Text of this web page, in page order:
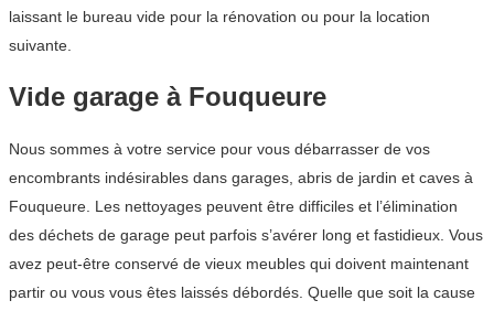
laissant le bureau vide pour la rénovation ou pour la location
suivante.
Vide garage à Fouqueure
Nous sommes à votre service pour vous débarrasser de vos
encombrants indésirables dans garages, abris de jardin et caves à
Fouqueure. Les nettoyages peuvent être difficiles et l’élimination
des déchets de garage peut parfois s’avérer long et fastidieux. Vous
avez peut-être conservé de vieux meubles qui doivent maintenant
partir ou vous vous êtes laissés débordés. Quelle que soit la cause